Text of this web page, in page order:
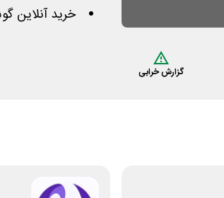
گزارش خرابی
خرید آنلاین